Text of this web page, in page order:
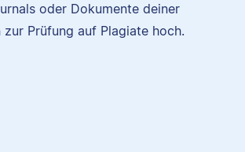
oder Dokumente deiner
Prüfung auf Plagiate hoch.